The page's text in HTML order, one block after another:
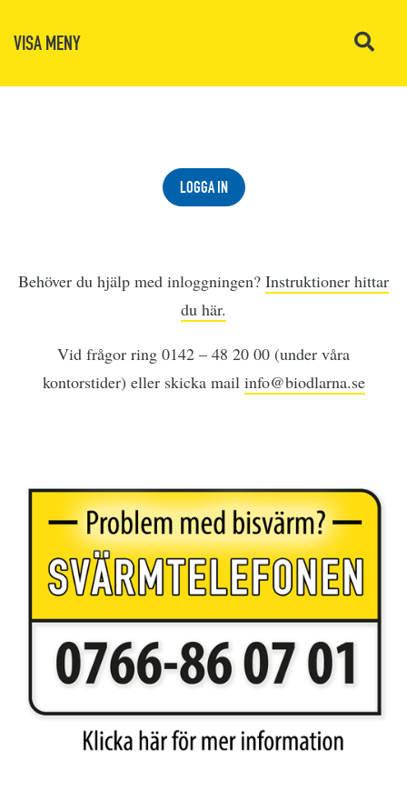
VISA MENY
LOGGA IN
Behöver du hjälp med inloggningen? Instruktioner hittar
du här.
Vid frågor ring 0142 – 48 20 00 (under våra
kontorstider) eller skicka mail info@biodlarna.se